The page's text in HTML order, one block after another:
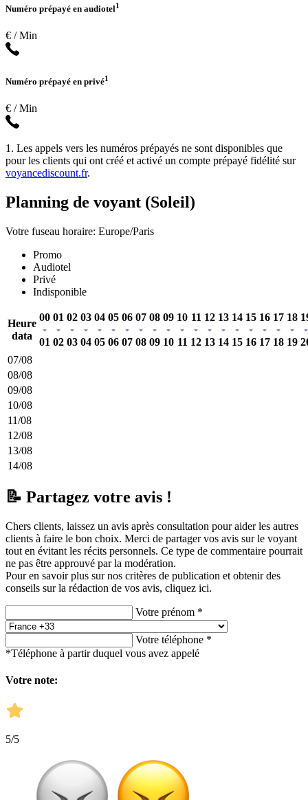
Numéro prépayé en audiotel1
€ / Min
Numéro prépayé en privé1
€ / Min
1. Les appels vers les numéros prépayés ne sont disponibles que
pour les clients qui ont créé et activé un compte prépayé fidélité sur
voyancediscount.fr.
Planning de voyant (Soleil)
Votre fuseau horaire: Europe/Paris
Promo
Audiotel
Privé
Indisponible
Heure
data
00
01
01
02
02
03
03
04
04
05
05
06
06
07
07
08
08
09
09
10
10
11
11
12
12
13
13
14
14
15
15
16
16
17
17
18
18
19
07/08
08/08
09/08
10/08
11/08
12/08
13/08
14/08
📝 Partagez votre avis !
Chers clients, laissez un avis après consultation pour aider les autres
clients à faire le bon choix. Merci de partager vos avis sur le voyant
tout en évitant les récits personnels. Ce type de commentaire pourrait
ne pas être approuvé par la modération.
Pour en savoir plus sur nos critères de publication et obtenir des
conseils sur la rédaction de vos avis, cliquez ici.
Votre prénom *
Votre téléphone *
*Téléphone à partir duquel vous avez appelé
Votre note:
5/5